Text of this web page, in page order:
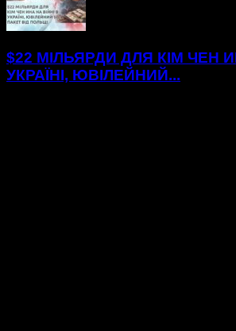
$22 МІЛЬЯРДИ ДЛЯ КІМ ЧЕН
УКРАЇНІ, ЮВІЛЕЙНИЙ...